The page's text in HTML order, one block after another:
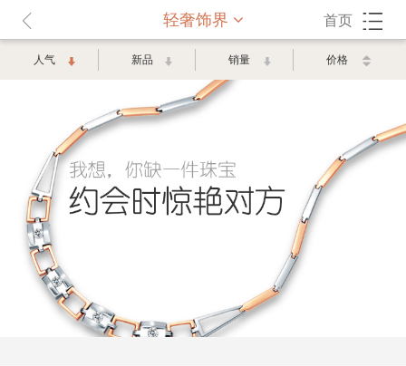
轻奢饰界 首页
人气 新品 销量 价格